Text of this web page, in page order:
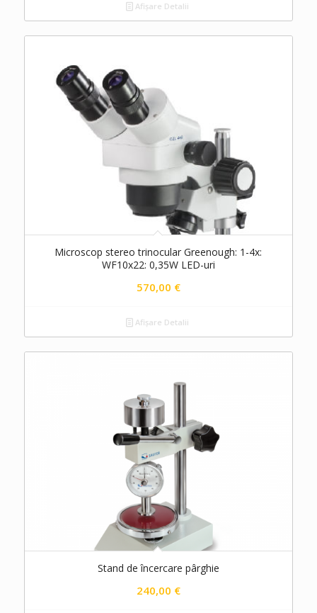
Afișare Detalii
Microscop stereo trinocular Greenough: 1-4x:
WF10x22: 0,35W LED-uri
570,00 €
Afișare Detalii
Stand de încercare pârghie
240,00 €